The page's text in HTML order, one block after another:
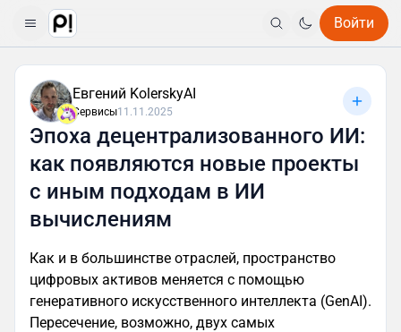
Войти
Евгений KolerskyAI
Сервисы11.11.2025
Эпоха децентрализованного ИИ:
как появляются новые проекты
с иным подходам в ИИ
вычислениям
Как и в большинстве отраслей, пространство
цифровых активов меняется с помощью
генеративного искусственного интеллекта (GenAI).
Пересечение, возможно, двух самых